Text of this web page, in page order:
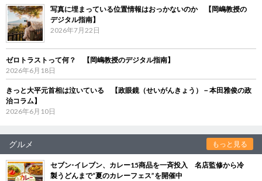
写真に埋まっている位置情報はおっかないのか 【岡嶋教授の
デジタル指南】
2026年7月22日
ゼロトラストって何？ 【岡嶋教授のデジタル指南】
2026年6月18日
きっと大平元首相は泣いている 【政眼鏡（せいがんきょう）－本田雅俊の政
治コラム】
2026年6月10日
グルメ もっと見る
セブン‐イレブン、カレー15商品を一斉投入 名店監修から冷
製うどんまで“夏のカレーフェス”を開催中